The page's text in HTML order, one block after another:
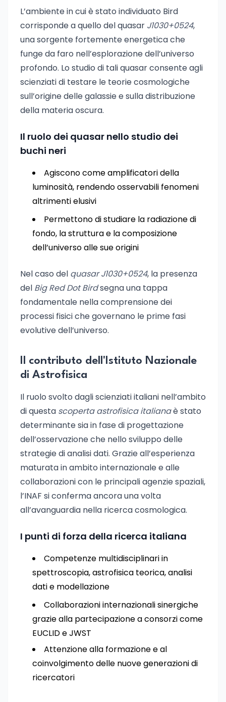
L’ambiente in cui è stato individuato Bird
corrisponde a quello del quasar J1030+0524,
una sorgente fortemente energetica che
funge da faro nell’esplorazione dell’universo
profondo. Lo studio di tali quasar consente agli
scienziati di testare le teorie cosmologiche
sull’origine delle galassie e sulla distribuzione
della materia oscura.
Il ruolo dei quasar nello studio dei
buchi neri
Agiscono come amplificatori della
luminosità, rendendo osservabili fenomeni
altrimenti elusivi
Permettono di studiare la radiazione di
fondo, la struttura e la composizione
dell’universo alle sue origini
Nel caso del quasar J1030+0524, la presenza
del Big Red Dot Birdsegna una tappa
fondamentale nella comprensione dei
processi fisici che governano le prime fasi
evolutive dell’universo.
Il contributo dell'Istituto Nazionale
di Astrofisica
Il ruolo svolto dagli scienziati italiani nell’ambito
di questa scoperta astrofisica italianaè stato
determinante sia in fase di progettazione
dell’osservazione che nello sviluppo delle
strategie di analisi dati. Grazie all’esperienza
maturata in ambito internazionale e alle
collaborazioni con le principali agenzie spaziali,
l’INAF si conferma ancora una volta
all’avanguardia nella ricerca cosmologica.
I punti di forza della ricerca italiana
Competenze multidisciplinari in
spettroscopia, astrofisica teorica, analisi
dati e modellazione
Collaborazioni internazionali sinergiche
grazie alla partecipazione a consorzi come
EUCLID e JWST
Attenzione alla formazione e al
coinvolgimento delle nuove generazioni di
ricercatori